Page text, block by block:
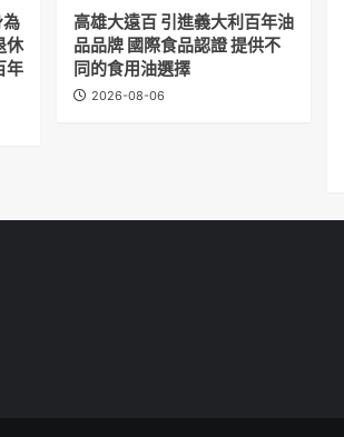
休
年
高雄大遠百 引進義大利百年油
品品牌 國際食品認證 提供不
同的食用油選擇
2026-08-06